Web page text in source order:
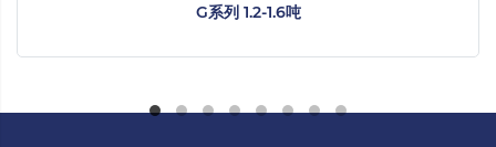
G系列 1.2-1.6吨